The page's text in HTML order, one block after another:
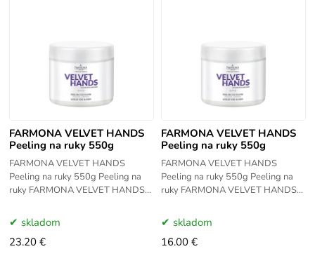
FARMONA VELVET HANDS
Peeling na ruky 550g
FARMONA VELVET HANDS
Peeling na ruky 550g Peeling na
ruky FARMONA VELVET HANDS
známkami starnutia a pri strate
pružnosti
skladom
23.20 €
FARMONA VELVET HANDS
Peeling na ruky 550g
FARMONA VELVET HANDS
Peeling na ruky 550g Peeling na
ruky FARMONA VELVET HANDS
známkami starnutia a pri strate
pružnosti
skladom
16.00 €